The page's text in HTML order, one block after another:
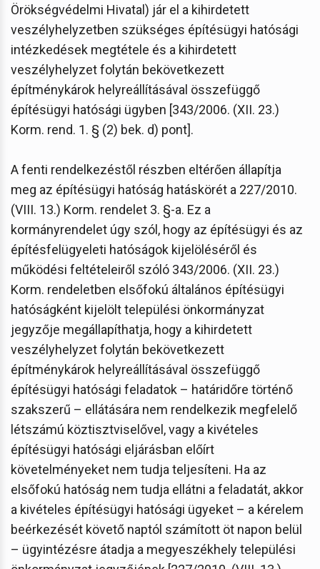
Örökségvédelmi Hivatal) jár el a kihirdetett
veszélyhelyzetben szükséges építésügyi hatósági
intézkedések megtétele és a kihirdetett
veszélyhelyzet folytán bekövetkezett
építménykárok helyreállításával összefüggő
építésügyi hatósági ügyben [343/2006. (XII. 23.)
Korm. rend. 1. § (2) bek. d) pont].
A fenti rendelkezéstől részben eltérően állapítja
meg az építésügyi hatóság hatáskörét a 227/2010.
(VIII. 13.) Korm. rendelet 3. §-a. Ez a
kormányrendelet úgy szól, hogy az építésügyi és az
építésfelügyeleti hatóságok kijelöléséről és
működési feltételeiről szóló 343/2006. (XII. 23.)
Korm. rendeletben elsőfokú általános építésügyi
hatóságként kijelölt települési önkormányzat
jegyzője megállapíthatja, hogy a kihirdetett
veszélyhelyzet folytán bekövetkezett
építménykárok helyreállításával összefüggő
építésügyi hatósági feladatok – határidőre történő
szakszerű – ellátására nem rendelkezik megfelelő
létszámú köztisztviselővel, vagy a kivételes
építésügyi hatósági eljárásban előírt
követelményeket nem tudja teljesíteni. Ha az
elsőfokú hatóság nem tudja ellátni a feladatát, akkor
a kivételes építésügyi hatósági ügyeket – a kérelem
beérkezését követő naptól számított öt napon belül
– ügyintézésre átadja a megyeszékhely települési